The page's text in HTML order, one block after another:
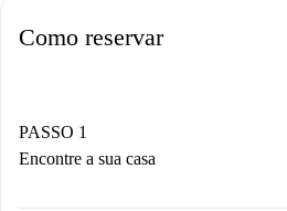
Como reservar
PASSO 1
Encontre a sua casa